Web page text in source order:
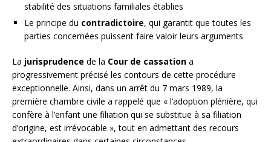
stabilité des situations familiales établies
Le principe du contradictoire, qui garantit que toutes les
parties concernées puissent faire valoir leurs arguments
La jurisprudence de la Cour de cassation a
progressivement précisé les contours de cette procédure
exceptionnelle. Ainsi, dans un arrêt du 7 mars 1989, la
première chambre civile a rappelé que « l’adoption plénière, qui
confère à l’enfant une filiation qui se substitue à sa filiation
d’origine, est irrévocable », tout en admettant des recours